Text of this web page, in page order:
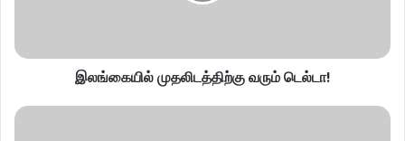
இலங்கையில் முதலிடத்திற்கு வரும் டெல்டா!